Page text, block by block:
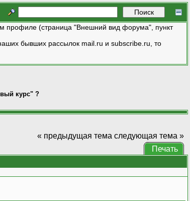
профиле (страница "Внешний вид форума", пункт
бывших рассылок mail.ru и subscribe.ru, то
курс" ?
« предыдущая тема следующая тема »
Печать